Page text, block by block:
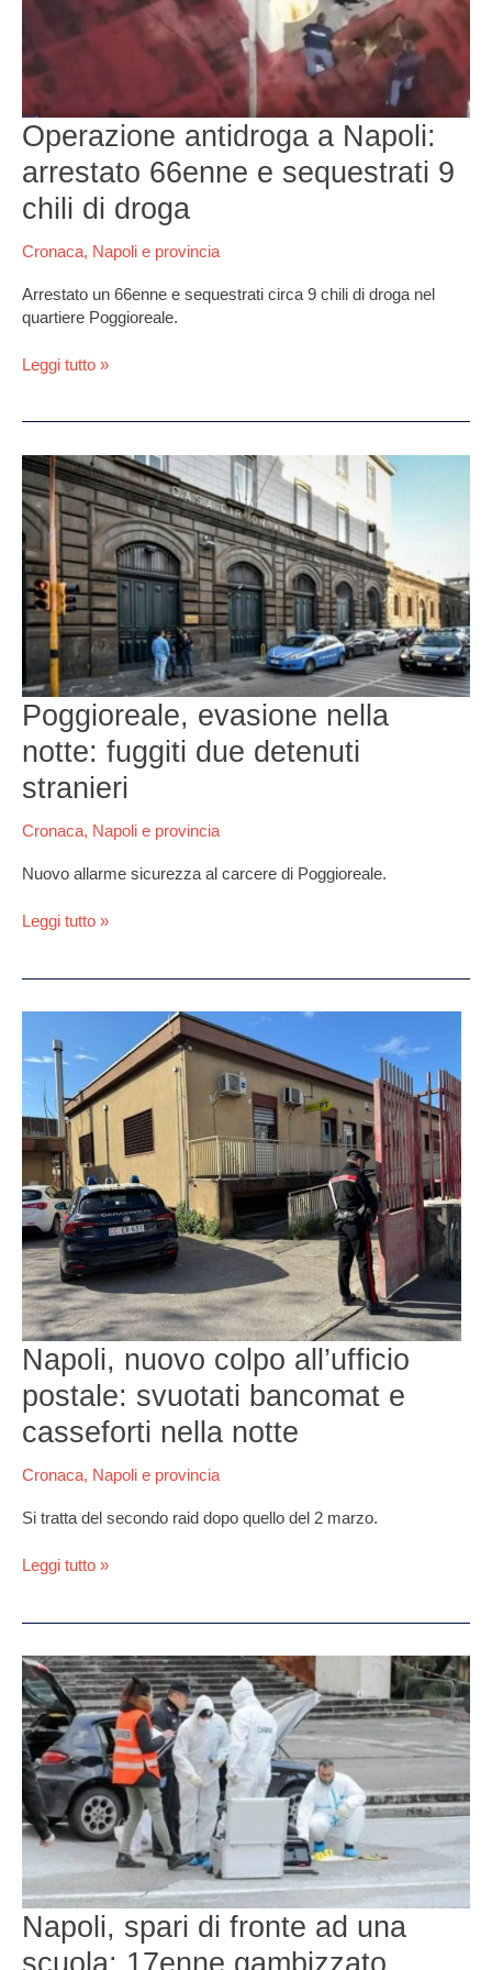
Operazione antidroga a Napoli:
arrestato 66enne e sequestrati 9
chili di droga
Cronaca, Napoli e provincia
Arrestato un 66enne e sequestrati circa 9 chili di droga nel
quartiere Poggioreale.
arrestato
66enne
e
sequestrati
chili
di
droga
Leggi tutto »
Poggioreale, evasione nella
notte: fuggiti due detenuti
stranieri
Cronaca, Napoli e provincia
Nuovo allarme sicurezza al carcere di Poggioreale.
Poggioreale,
evasione
nella
notte:
fuggiti
due
detenuti
stranieri
Leggi tutto »
Napoli, nuovo colpo all’ufficio
postale: svuotati bancomat e
casseforti nella notte
Cronaca, Napoli e provincia
Si tratta del secondo raid dopo quello del 2 marzo.
nuovo
colpo
all’ufficio
postale:
svuotati
bancomat
e
casseforti
nella
notte
Leggi tutto »
Napoli, spari di fronte ad una
Napoli,
spari
di
fronte
ad
una
scuola:
17enne
gambizzato
finisce
in
ospedale